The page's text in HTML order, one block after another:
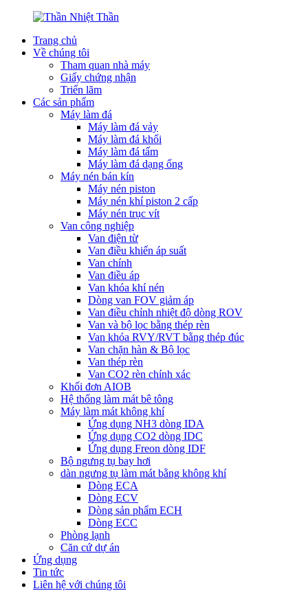
Trang chủ
Về chúng tôi
Tham quan nhà máy
Giấy chứng nhận
Triển lãm
Các sản phẩm
Máy làm đá
Máy làm đá vảy
Máy làm đá khối
Máy làm đá tấm
Máy làm đá dạng ống
Máy nén bán kín
Máy nén piston
Máy nén khí piston 2 cấp
Máy nén trục vít
Van công nghiệp
Van điện từ
Van điều khiển áp suất
Van chính
Van điều áp
Van khóa khí nén
Dòng van FOV giảm áp
Van điều chỉnh nhiệt độ dòng ROV
Van và bộ lọc bằng thép rèn
Van khóa RVY/RVT bằng thép đúc
Van chặn hàn & Bộ lọc
Van thép rèn
Van CO2 rèn chính xác
Khối đơn AIOB
Hệ thống làm mát bê tông
Máy làm mát không khí
Ứng dụng NH3 dòng IDA
Ứng dụng CO2 dòng IDC
Ứng dụng Freon dòng IDF
Bộ ngưng tụ bay hơi
dàn ngưng tụ làm mát bằng không khí
Dòng ECA
Dòng ECV
Dòng sản phẩm ECH
Dòng ECC
Phòng lạnh
Căn cứ dự án
Ứng dụng
Tin tức
Liên hệ với chúng tôi